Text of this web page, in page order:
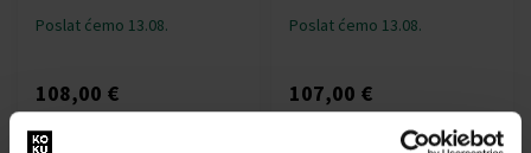
Poslat ćemo 13.08.
108,00 €
Poslat ćemo 13.08.
107,00 €